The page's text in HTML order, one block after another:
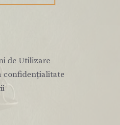
de Utilizare
confidențialitate